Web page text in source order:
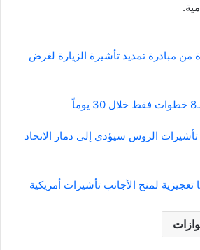
من مبادرة تمديد تأشيرة الزيارة لغرض
تأشيرات الروس سيؤدي إلى دمار الاتحاد
لمنح الأجانب تأشيرات أمريكية